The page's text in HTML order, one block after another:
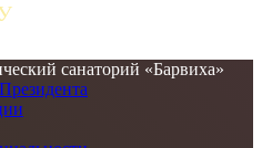
санаторий «Барвиха»